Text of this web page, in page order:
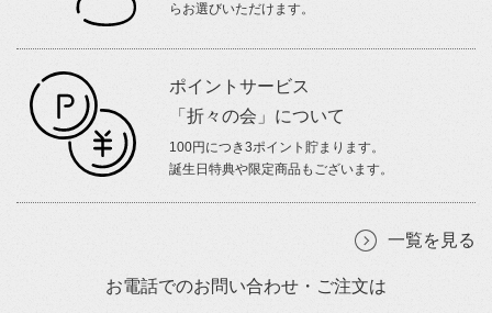
らお選びいただけます。
ポイントサービス
「折々の会」について
100円につき3ポイント貯まります。
誕生日特典や限定商品もございます。
一覧を見る
お電話でのお問い合わせ・ご注文は